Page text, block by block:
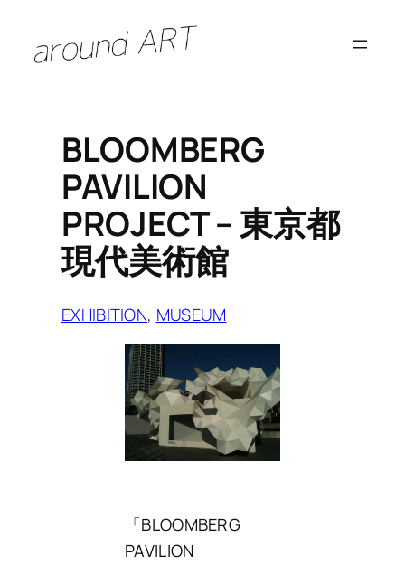
BLOOMBERG
PAVILION
PROJECT – 東京都
現代美術館
EXHIBITION, MUSEUM
「BLOOMBERG
PAVILION